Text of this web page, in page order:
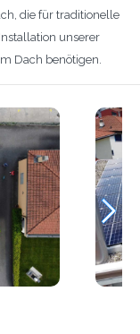
die für traditionelle
unserer
Dach benötigen.